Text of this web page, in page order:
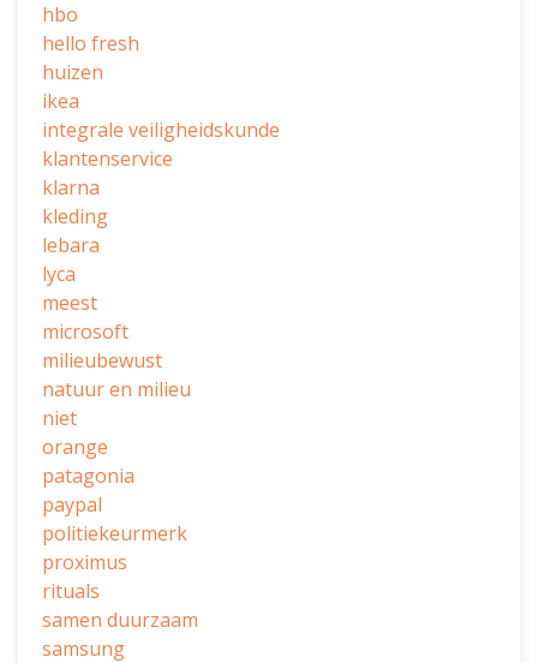
hbo
hello fresh
huizen
ikea
integrale veiligheidskunde
klantenservice
klarna
kleding
lebara
lyca
meest
microsoft
milieubewust
natuur en milieu
niet
orange
patagonia
paypal
politiekeurmerk
proximus
rituals
samen duurzaam
samsung